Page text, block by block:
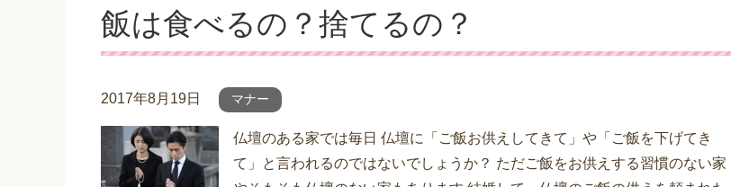
飯は食べるの？捨てるの？
2017年8月19日 マナー
仏壇のある家では毎日 仏壇に「ご飯お供えしてきて」や「ご飯を下げてき
て」と言われるのではないでしょうか？ ただご飯をお供えする習慣のない家